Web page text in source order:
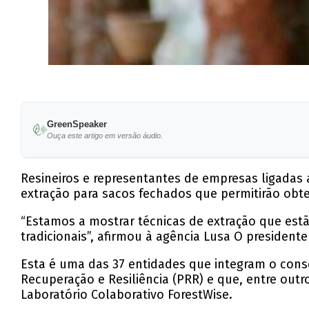
GreenSpeaker
Ouça este artigo em versão áudio.
Resineiros e representantes de empresas
extração para sacos fechados que permitirão
“Estamos a mostrar técnicas de extração que
tradicionais”, afirmou à agência Lusa O
Esta é uma das 37 entidades que integram o
Recuperação e Resiliência (PRR) e que, entre
Laboratório Colaborativo ForestWise.